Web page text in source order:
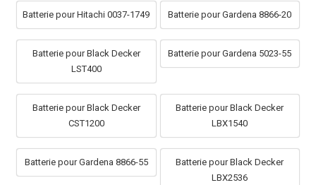
Batterie pour Hitachi 0037-1749 Batterie pour Gardena 8866-20
Batterie pour Black Decker
LST400
Batterie pour Gardena 5023-55
Batterie pour Black Decker
CST1200
Batterie pour Black Decker
LBX1540
Batterie pour Gardena 8866-55
Batterie pour Black Decker
LBX2536